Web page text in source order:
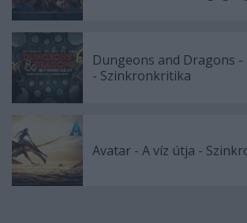
Dungeons and Dragons
- Szinkronkritika
Avatar - A víz útja -